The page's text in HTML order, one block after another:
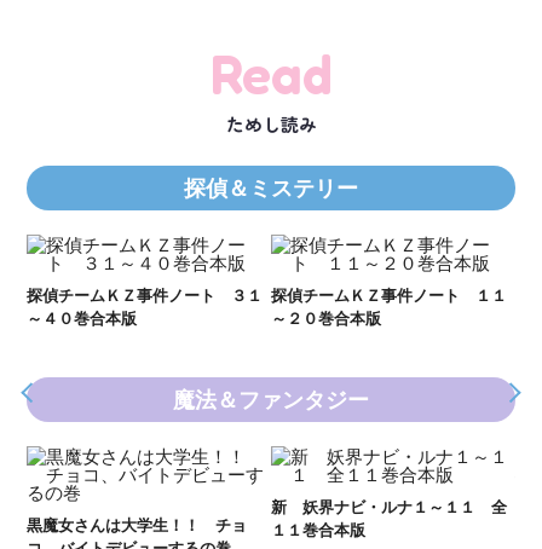
Read
ためし読み
探偵＆ミステリー
探偵チームＫＺ事件ノート ３１
～４０巻合本版
探偵チームＫＺ事件ノート １１
～２０巻合本版
魔法＆ファンタジー
黒魔女さんは大学生！！ チョ
新 妖界ナビ・ルナ１～１１ 全
１１巻合本版